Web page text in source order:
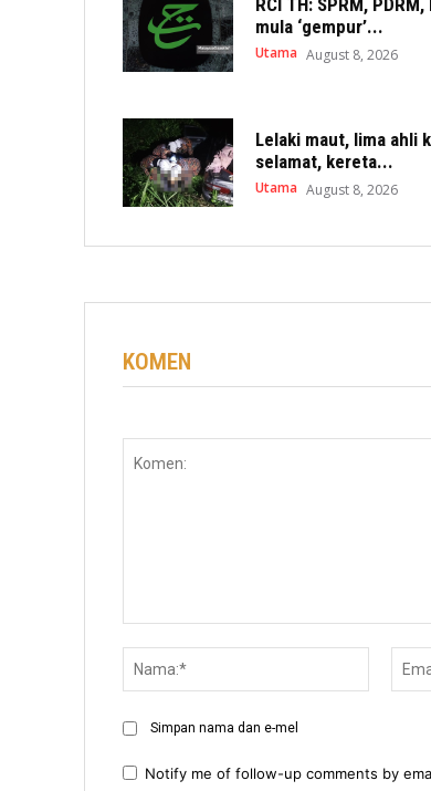
mula ‘gempur’...
Utama August 8, 2026
Lelaki maut, lima ahli
selamat, kereta...
Utama August 8, 2026
KOMEN
Simpan nama dan e-mel
Notify me of follow-up comments by